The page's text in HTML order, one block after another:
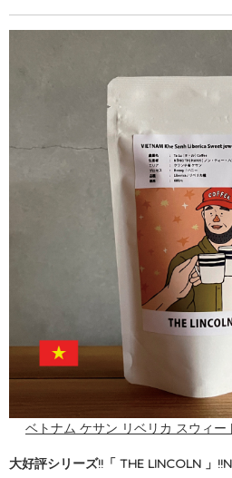
ベトナム ケサン リベリカ スウィ
大好評シリーズ!!「 THE LINCOLN 」